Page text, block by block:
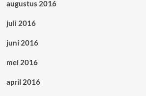
augustus 2016
juli 2016
juni 2016
mei 2016
april 2016